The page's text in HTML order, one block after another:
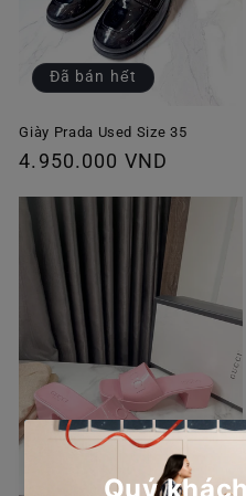
Đã bán hết
Giày Prada Used Size 35
Giá
thường
4.950.000 VND